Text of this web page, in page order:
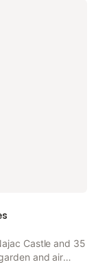
Castle and 35
and air